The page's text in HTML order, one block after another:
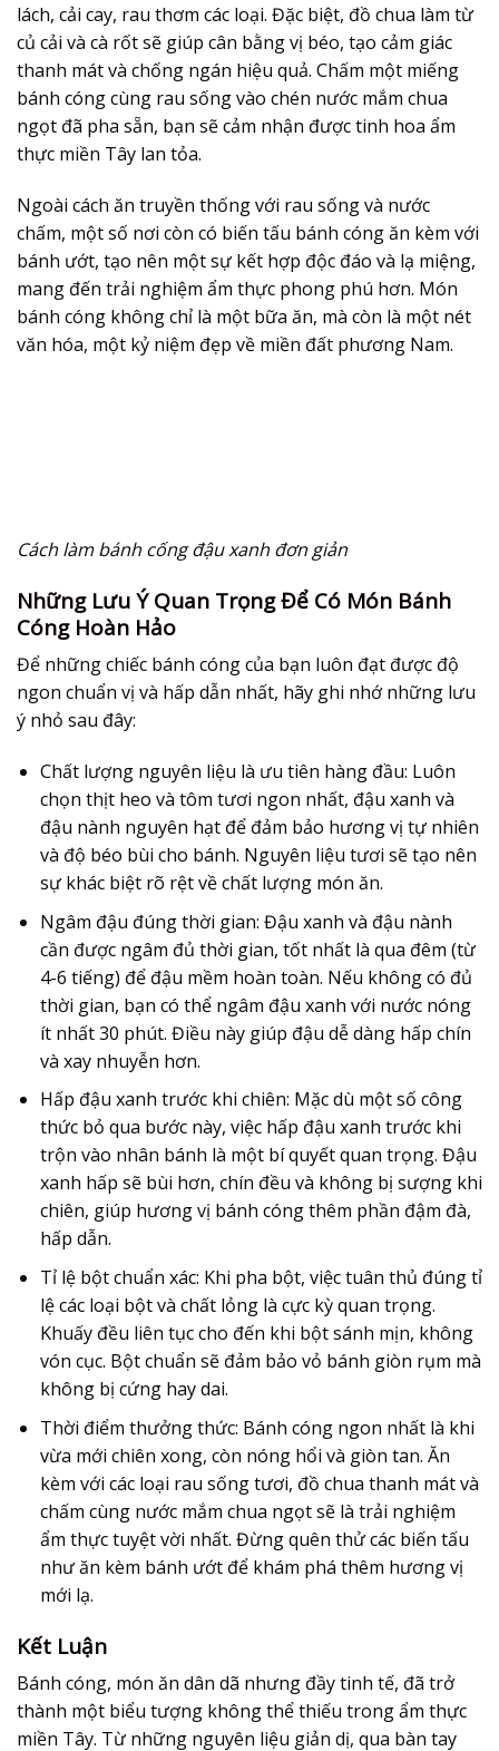
lách, cải cay, rau thơm các loại. Đặc biệt, đồ chua làm từ
củ cải và cà rốt sẽ giúp cân bằng vị béo, tạo cảm giác
thanh mát và chống ngán hiệu quả. Chấm một miếng
bánh cóngcùng rau sống vào chén nước mắm chua
ngọt đã pha sẵn, bạn sẽ cảm nhận được tinh hoa ẩm
thực miền Tây lan tỏa.
Ngoài cách ăn truyền thống với rau sống và nước
chấm, một số nơi còn có biến tấu bánh cóngăn kèm với
bánh ướt, tạo nên một sự kết hợp độc đáo và lạ miệng,
mang đến trải nghiệm ẩm thực phong phú hơn. Món
bánh cóng không chỉ là một bữa ăn, mà còn là một nét
văn hóa, một kỷ niệm đẹp về miền đất phương Nam.
Cách làm bánh cống đậu xanh đơn giản
Những Lưu Ý Quan Trọng Để Có Món Bánh
Cóng Hoàn Hảo
Để những chiếc bánh cóngcủa bạn luôn đạt được độ
ngon chuẩn vị và hấp dẫn nhất, hãy ghi nhớ những lưu
ý nhỏ sau đây:
Chất lượng nguyên liệu là ưu tiên hàng đầu: Luôn
chọn thịt heo và tôm tươi ngon nhất, đậu xanh và
đậu nành nguyên hạt để đảm bảo hương vị tự nhiên
và độ béo bùi cho bánh. Nguyên liệu tươi sẽ tạo nên
sự khác biệt rõ rệt về chất lượng món ăn.
Ngâm đậu đúng thời gian: Đậu xanh và đậu nành
cần được ngâm đủ thời gian, tốt nhất là qua đêm (từ
4-6 tiếng) để đậu mềm hoàn toàn. Nếu không có đủ
thời gian, bạn có thể ngâm đậu xanh với nước nóng
ít nhất 30 phút. Điều này giúp đậu dễ dàng hấp chín
và xay nhuyễn hơn.
Hấp đậu xanh trước khi chiên: Mặc dù một số công
thức bỏ qua bước này, việc hấp đậu xanh trước khi
trộn vào nhân bánh là một bí quyết quan trọng. Đậu
xanh hấp sẽ bùi hơn, chín đều và không bị sượng khi
chiên, giúp hương vị bánh cóngthêm phần đậm đà,
hấp dẫn.
Tỉ lệ bột chuẩn xác: Khi pha bột, việc tuân thủ đúng tỉ
lệ các loại bột và chất lỏng là cực kỳ quan trọng.
Khuấy đều liên tục cho đến khi bột sánh mịn, không
vón cục. Bột chuẩn sẽ đảm bảo vỏ bánh giòn rụm mà
không bị cứng hay dai.
Thời điểm thưởng thức: Bánh cóng ngon nhất là khi
vừa mới chiên xong, còn nóng hổi và giòn tan. Ăn
kèm với các loại rau sống tươi, đồ chua thanh mát và
chấm cùng nước mắm chua ngọt sẽ là trải nghiệm
ẩm thực tuyệt vời nhất. Đừng quên thử các biến tấu
như ăn kèm bánh ướt để khám phá thêm hương vị
mới lạ.
Kết Luận
Bánh cóng, món ăn dân dã nhưng đầy tinh tế, đã trở
thành một biểu tượng không thể thiếu trong ẩm thực
miền Tây. Từ những nguyên liệu giản dị, qua bàn tay